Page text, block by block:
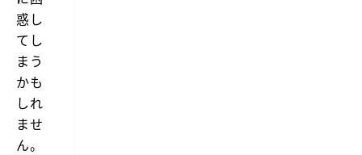
惑し
てし
まう
かも
しれ
ませ
ん。